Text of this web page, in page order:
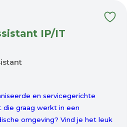
IP/IT
en servicegerichte
die graag werkt in een
omgeving? Vind je het leuk